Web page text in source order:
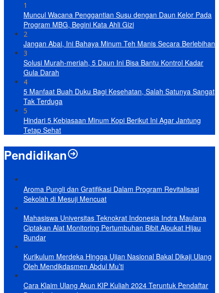
1
Muncul Wacana Penggantian Susu dengan Daun Kelor Pada
Program MBG, Begini Kata Ahli Gizi
2
Jangan Abai, Ini Bahaya Minum Teh Manis Secara Berlebihan
3
Solusi Murah-meriah, 5 Daun Ini Bisa Bantu Kontrol Kadar
Gula Darah
4
5 Manfaat Buah Duku Bagi Kesehatan, Salah Satunya Sangat
Tak Terduga
5
Hindari 5 Kebiasaan Minum Kopi Berikut Ini Agar Jantung
Tetap Sehat
Pendidikan
Aroma Pungli dan Gratifikasi Dalam Program Revitalisasi
Sekolah di Mesuji Mencuat
Mahasiswa Universitas Teknokrat Indonesia Indra Maulana
Ciptakan Alat Monitoring Pertumbuhan Bibit Alpukat Hijau
Bundar
Kurikulum Merdeka Hingga Ujian Nasional Bakal Dikaji Ulang
Oleh Mendikdasmen Abdul Mu’ti
Cara Klaim Ulang Akun KIP Kuliah 2024 Teruntuk Pendaftar